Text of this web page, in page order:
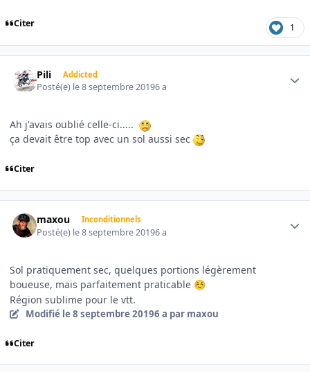
Citer 1
Pili Addicted
Posté(e) le 8 septembre 20196 a
Ah j'avais oublié celle-ci.....
ça devait être top avec un sol aussi sec
Citer
maxou Inconditionnels
Posté(e) le 8 septembre 20196 a
Sol pratiquement sec, quelques portions légèrement
boueuse, mais parfaitement praticable ☺️
Région sublime pour le vtt.
Modifié le 8 septembre 20196 a par maxou
Citer